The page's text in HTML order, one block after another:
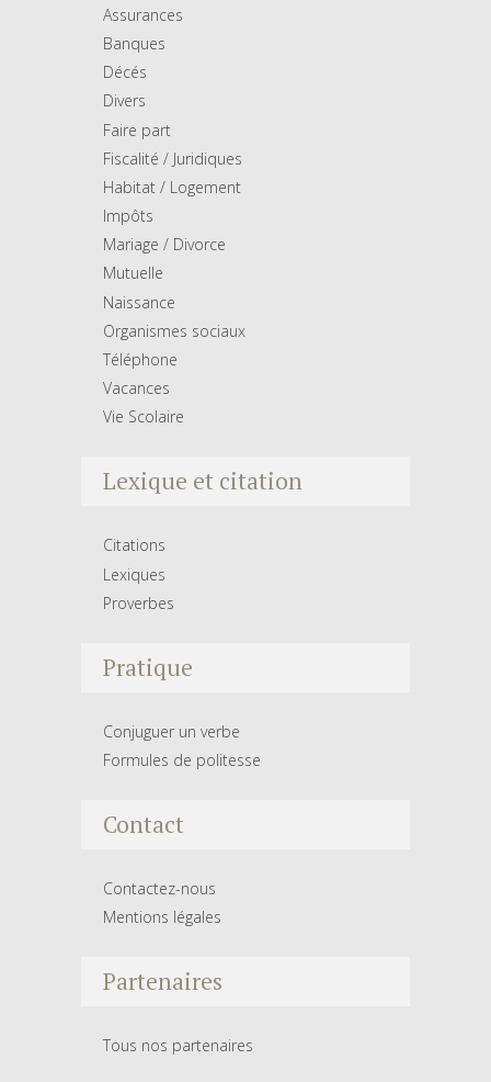
Assurances
Banques
Décés
Divers
Faire part
Fiscalité / Juridiques
Habitat / Logement
Impôts
Mariage / Divorce
Mutuelle
Naissance
Organismes sociaux
Téléphone
Vacances
Vie Scolaire
Lexique et citation
Citations
Lexiques
Proverbes
Pratique
Conjuguer un verbe
Formules de politesse
Contact
Contactez-nous
Mentions légales
Partenaires
Tous nos partenaires